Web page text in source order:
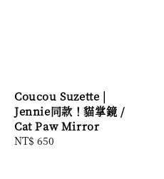
Coucou Suzette |
Jennie同款！貓掌鏡 /
Cat Paw Mirror
Regular
NT$ 650